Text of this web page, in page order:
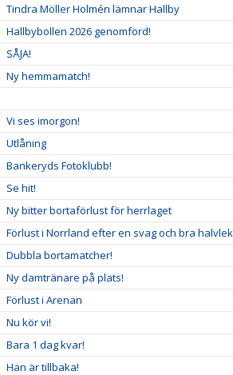
Tindra Möller Holmén lämnar Hallby
Hallbybollen 2026 genomförd!
SÅJA!
Ny hemmamatch!
Vi ses imorgon!
Utlåning
Bankeryds Fotoklubb!
Se hit!
Ny bitter bortaförlust för herrlaget
Förlust i Norrland efter en svag och bra halvlek
Dubbla bortamatcher!
Ny damtränare på plats!
Förlust i Arenan
Nu kör vi!
Bara 1 dag kvar!
Han är tillbaka!